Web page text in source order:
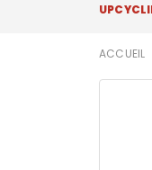
ACCUEIL